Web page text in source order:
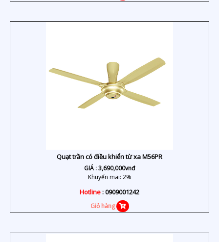
Quạt trần có điều khiển từ xa M56PR
GIÁ :3,690,000vnđ
Khuyến mãi: 2%
Hotline: 0909001242
Giỏ hàng